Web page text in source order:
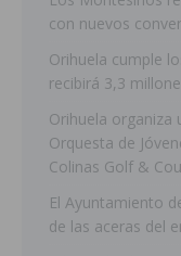
con nuevos
Orihuela cumple
recibirá 3,3
Orihuela organiza
Orquesta de
Colinas Golf &
El Ayuntamiento
de las aceras del